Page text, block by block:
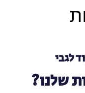
לגבי
שלנו?